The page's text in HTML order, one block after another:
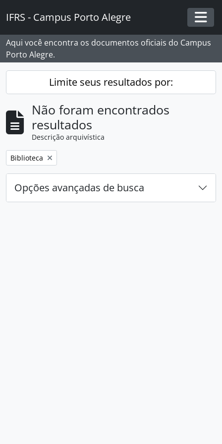
IFRS - Campus Porto Alegre
Aqui você encontra os documentos oficiais do Campus
Porto Alegre.
Limite seus resultados por:
Não foram encontrados
resultados
Descrição arquivística
Remover filtro:
Biblioteca
Opções avançadas de busca